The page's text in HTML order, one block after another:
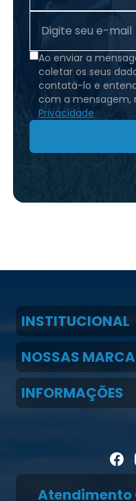
Ao enviar a
coletar os seus
contatá-lo e
com a mensagem,
Privacidade
INSTITUCIONAL
Quem Somos
Claudio Martins
LGPD
Direito dos
Política de
NOSSAS
Real H Nutrição
CMR Saúde
INFORMAÇÕES
Blog Pecuária
Homeopet
Atendimento